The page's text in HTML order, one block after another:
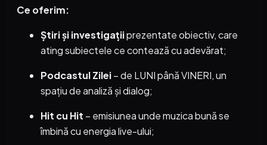
Ce oferim:
Știri și investigațiiprezentate obiectiv, care
ating subiectele ce contează cu adevărat;
Podcastul Zilei– de LUNI până VINERI, un
spațiu de analiză și dialog;
Hit cu Hit – emisiunea unde muzica bună se
îmbină cu energia live-ului;